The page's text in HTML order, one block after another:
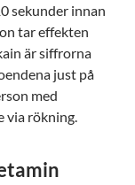
sekunder innan
tar effekten
är siffrorna
just på
med
via rökning.